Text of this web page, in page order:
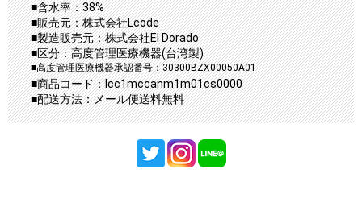
■含水率：38%
■販売元：株式会社Lcode
■製造販売元：株式会社El Dorado
■区分：高度管理医療機器(台湾製)
■高度管理医療機器承認番号：30300BZX00050A01
■商品コード：lcc1mccanm1m01cs0000
■配送方法：メール便送料無料